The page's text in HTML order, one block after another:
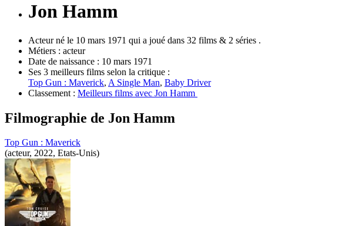
Jon Hamm
Acteur né le 10 mars 1971 qui a joué dans 32 films & 2 séries .
Métiers : acteur
Date de naissance : 10 mars 1971
Ses 3 meilleurs films selon la critique :
Top Gun : Maverick, A Single Man, Baby Driver
Classement : Meilleurs films avec Jon Hamm
Filmographie de Jon Hamm
Top Gun : Maverick
(acteur, 2022, Etats-Unis)